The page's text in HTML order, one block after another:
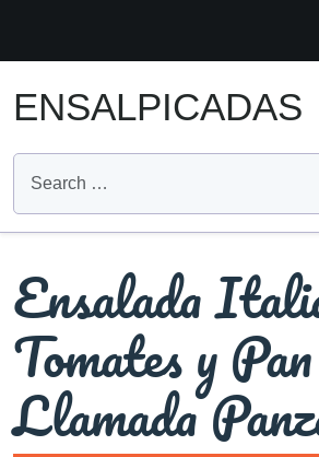
content
ENSALPICADAS
Ensalada
Tomates y Pan
Llamada